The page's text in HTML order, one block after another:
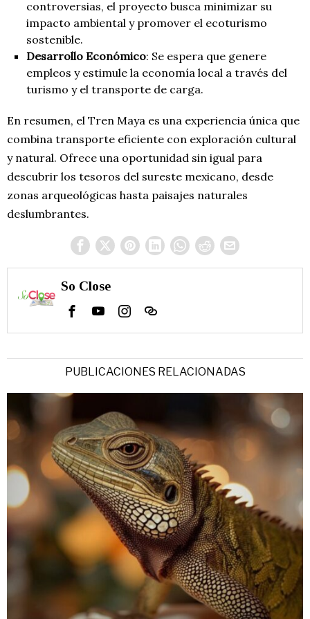
controversias, el proyecto busca minimizar su
impacto ambiental y promover el ecoturismo
sostenible.
Desarrollo Económico: Se espera que genere
empleos y estimule la economía local a través del
turismo y el transporte de carga.
En resumen, el Tren Maya es una experiencia única que
combina transporte eficiente con exploración cultural
y natural. Ofrece una oportunidad sin igual para
descubrir los tesoros del sureste mexicano, desde
zonas arqueológicas hasta paisajes naturales
deslumbrantes.
So Close
PUBLICACIONES RELACIONADAS